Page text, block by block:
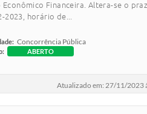
Financeira. Altera-se o
horário de...
Concorrência Pública
ABERTO
Atualizado em: 27/11/2023